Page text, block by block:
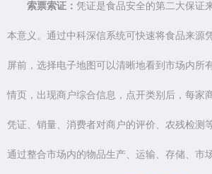
索票索证： 凭证是食品安全的第二大保证
本意义。通过中科深信系统可快速将食品来源
屏前，选择电子地图可以清晰地看到市场内所
情页，出现商户综合信息，点开类别后，每家
凭证、销量、消费者对商户的评价、农残检测
通过整合市场内的物品生产、运输、存储、市